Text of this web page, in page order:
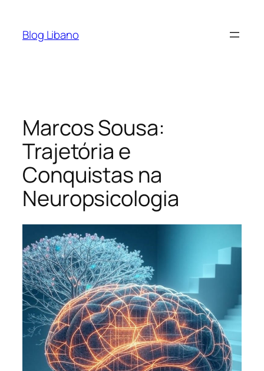
Blog Libano
Marcos Sousa:
Trajetória e
Conquistas na
Neuropsicologia